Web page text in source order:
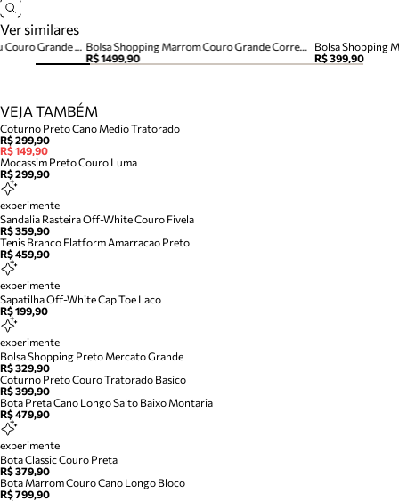
Ver similares
Bolsa Shopping Marrom Couro Grande Corrente
R$ 1499,90
Bolsa Shopping
R$ 399,90
Bolsa Shopping Marrom Cacau Couro Grande Alça Corrente
VEJA TAMBÉM
Coturno Preto Cano Medio Tratorado
R$ 299,90
R$ 149,90
Mocassim Preto Couro Luma
R$ 299,90
experimente
Sandalia Rasteira Off-White Couro Fivela
R$ 359,90
Tenis Branco Flatform Amarracao Preto
R$ 459,90
experimente
Sapatilha Off-White Cap Toe Laco
R$ 199,90
experimente
Bolsa Shopping Preto Mercato Grande
R$ 329,90
Coturno Preto Couro Tratorado Basico
R$ 399,90
Bota Preta Cano Longo Salto Baixo Montaria
R$ 479,90
experimente
Bota Classic Couro Preta
R$ 379,90
Bota Marrom Couro Cano Longo Bloco
R$ 799,90